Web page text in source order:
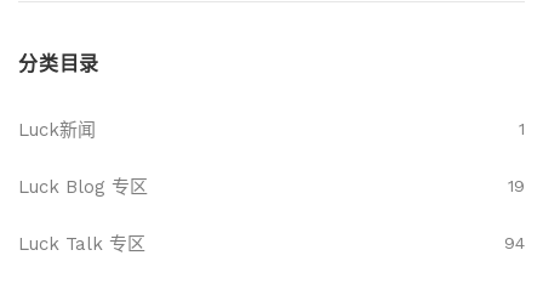
分类目录
Luck新闻 1
Luck Blog 专区 19
Luck Talk 专区 94